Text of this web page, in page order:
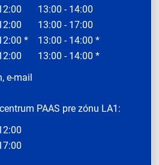
13:00 - 14:00
13:00 - 17:00
*
13:00 - 14:00 *
13:00 - 14:00 *
e-mail
PAAS pre zónu LA1: